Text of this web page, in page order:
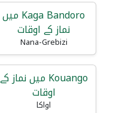
Kaga Bandoro میں
نماز کے اوقات
Nana-Grebizi
Kouango میں نماز کے
اوقات
اواکا